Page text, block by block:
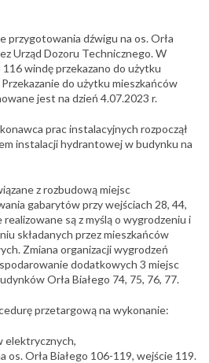
dźwigu na os. Orła
Urząd Dozoru Technicznego. W
116 windę przekazano do użytku
do użytku mieszkańców
jest na dzień 4.07.2023 r.
prac instalacyjnych rozpoczął
instalacji hydrantowej w budynku na
z rozbudową miejsc
gabarytów przy wejściach 28, 44,
są z myślą o wygrodzeniu i
składanych przez mieszkańców
Zmiana organizacji wygrodzeń
dodatkowych 3 miejsc
Orła Białego 74, 75, 76, 77.
przetargową na wykonanie:
elektrycznych,
os. Orła Białego 106-119, wejście 119.